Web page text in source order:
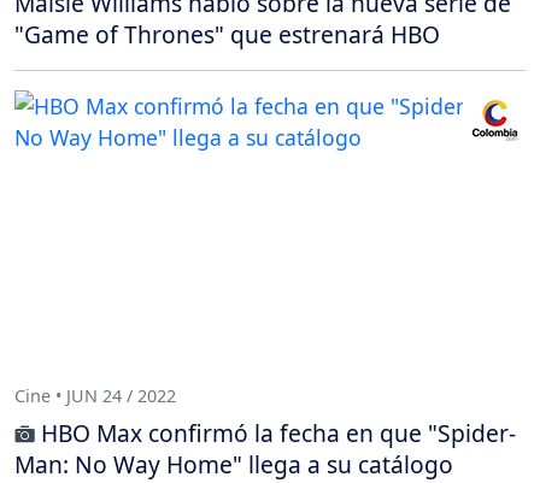
"Game of Thrones" que estrenará HBO
Cine • JUN 24 / 2022
HBO Max confirmó la fecha en que "Spider-
Man: No Way Home" llega a su catálogo